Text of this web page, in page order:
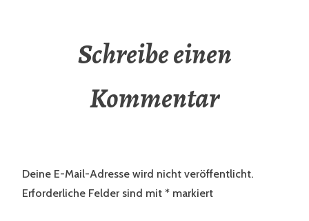
Schreibe einen
Kommentar
Deine E-Mail-Adresse wird nicht veröffentlicht.
Erforderliche Felder sind mit * markiert